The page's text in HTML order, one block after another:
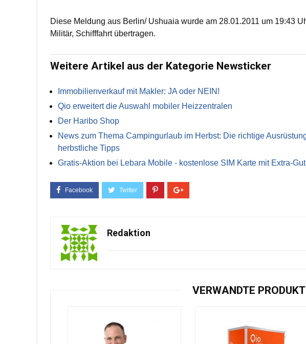
Diese Meldung aus Berlin/ Ushuaia wurde am 28.01.2011 um 19:43
Militär, Schifffahrt übertragen.
Weitere Artikel aus der Kategorie Newsticker
Immobilienverkauf mit Makler: JA oder NEIN!
Qio erweitert die Auswahl mobiler Heizzentralen
Der Haribo Shop
News zum Thema Campingurlaub im Herbst: Die richtige
herbstliche Tipps
Gratis-Aktion bei Lebara Mobile - kostenlose SIM Karte mit Extra-
Redaktion
VERWANDTE